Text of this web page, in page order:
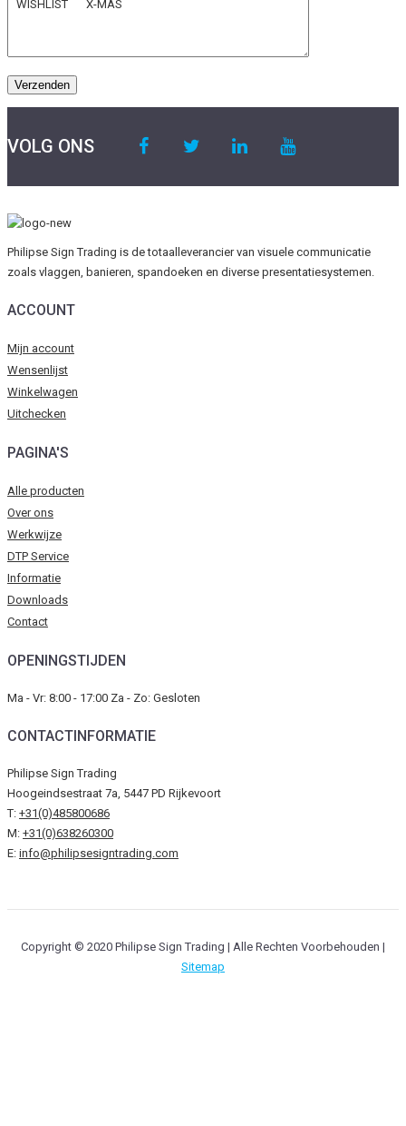
WISHLIST X-MAS
VOLG ONS
Philipse Sign Trading is de totaalleverancier van visuele communicatie
zoals vlaggen, banieren, spandoeken en diverse presentatiesystemen.
ACCOUNT
Mijn account
Wensenlijst
Winkelwagen
Uitchecken
PAGINA'S
Alle producten
Over ons
Werkwijze
DTP Service
Informatie
Downloads
Contact
OPENINGSTIJDEN
Ma - Vr: 8:00 - 17:00 Za - Zo: Gesloten
CONTACTINFORMATIE
Philipse Sign Trading
Hoogeindsestraat 7a, 5447 PD Rijkevoort
T: +31(0)485800686
M: +31(0)638260300
E: info@philipsesigntrading.com
Copyright © 2020 Philipse Sign Trading | Alle Rechten Voorbehouden |
Sitemap